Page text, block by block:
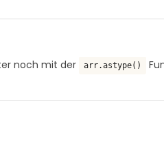
noch mit der arr.astype()